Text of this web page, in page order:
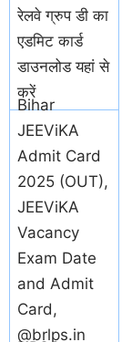
रेलवे ग्रुप डी का
एडमिट कार्ड
डाउनलोड यहां से
करें
Bihar
JEEViKA
Admit Card
2025 (OUT),
JEEViKA
Vacancy
Exam Date
and Admit
Card,
@brlps.in